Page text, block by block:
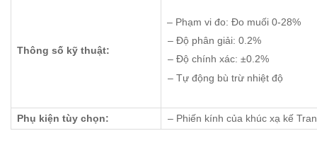
Thông số kỹ thuật:
– Phạm vi đo: Đo muối 0-28%
– Độ phân giải: 0.2%
– Độ chính xác: ±0.2%
– Tự động bù trừ nhiệt độ
Phụ kiện tùy chọn: – Phiến kính của khúc xạ kế